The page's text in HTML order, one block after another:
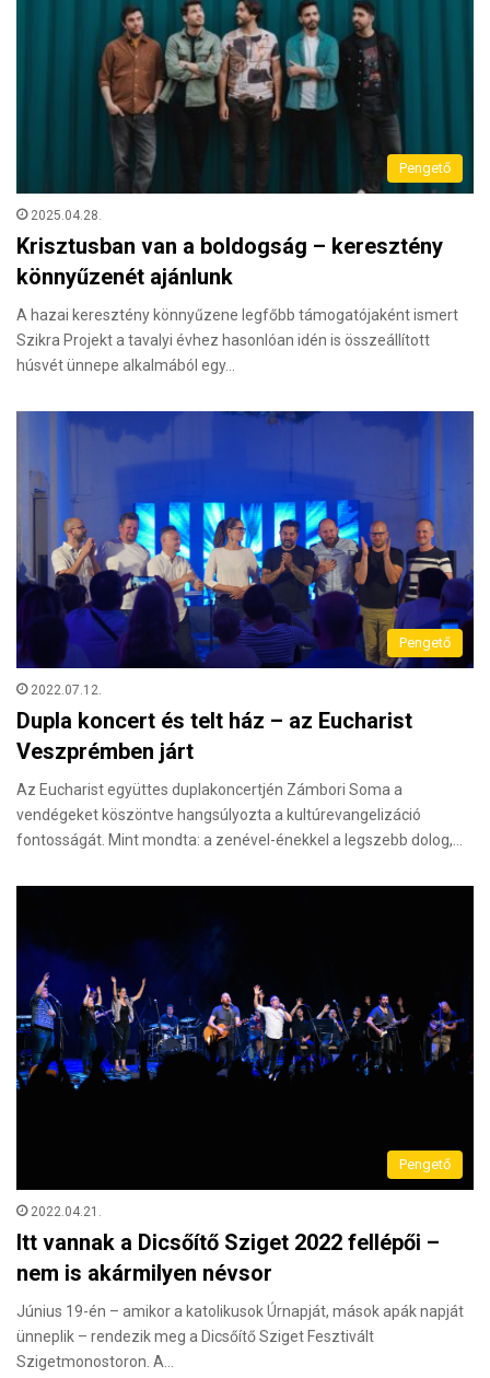
Pengető
2025.04.28.
Krisztusban van a boldogság – keresztény
könnyűzenét ajánlunk
A hazai keresztény könnyűzene legfőbb támogatójaként ismert
Szikra Projekt a tavalyi évhez hasonlóan idén is összeállított
húsvét ünnepe alkalmából egy…
Pengető
2022.07.12.
Dupla koncert és telt ház – az Eucharist
Veszprémben járt
Az Eucharist együttes duplakoncertjén Zámbori Soma a
vendégeket köszöntve hangsúlyozta a kultúrevangelizáció
fontosságát. Mint mondta: a zenével-énekkel a legszebb dolog,…
Pengető
2022.04.21.
Itt vannak a Dicsőítő Sziget 2022 fellépői –
nem is akármilyen névsor
Június 19-én – amikor a katolikusok Úrnapját, mások apák napját
ünneplik – rendezik meg a Dicsőítő Sziget Fesztivált
Szigetmonostoron. A…